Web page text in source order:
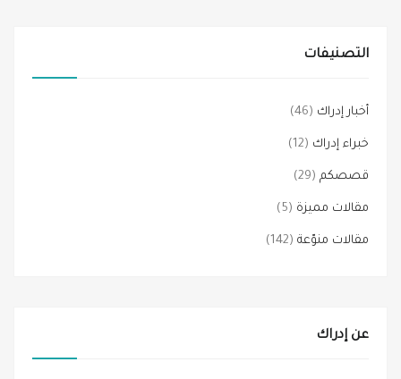
التصنيفات
أخبار إدراك (46)
خبراء إدراك (12)
قصصكم (29)
مقالات مميزة (5)
مقالات منوّعة (142)
عن إدراك